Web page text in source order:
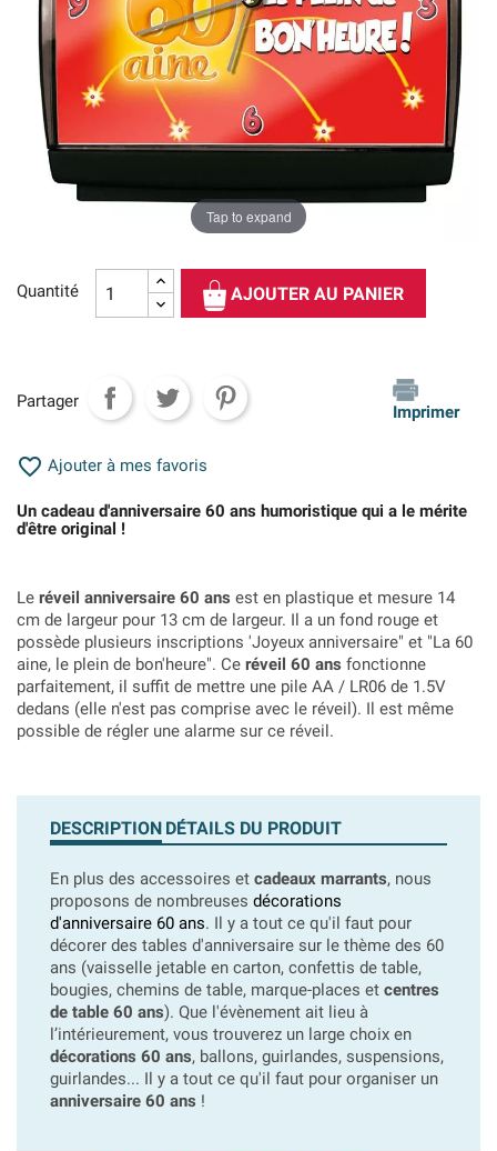
Tap to expand
Quantité AJOUTER AU PANIER
Partager
Imprimer
 Ajouter à mes favoris
Un cadeau d'anniversaire 60 ans humoristique qui a le mérite
d'être original !
Le réveil anniversaire 60 ans est en plastique et mesure 14
cm de largeur pour 13 cm de largeur. Il a un fond rouge et
possède plusieurs inscriptions 'Joyeux anniversaire" et "La 60
aine, le plein de bon'heure". Ce réveil 60 ans fonctionne
parfaitement, il suffit de mettre une pile AA / LR06 de 1.5V
dedans (elle n'est pas comprise avec le réveil). Il est même
possible de régler une alarme sur ce réveil.
DESCRIPTION DÉTAILS DU PRODUIT
En plus des accessoires et cadeaux marrants, nous
proposons de nombreuses décorations
d'anniversaire 60 ans. Il y a tout ce qu'il faut pour
décorer des tables d'anniversaire sur le thème des 60
ans (vaisselle jetable en carton, confettis de table,
bougies, chemins de table, marque-places et centres
de table 60 ans). Que l'évènement ait lieu à
l’intérieurement, vous trouverez un large choix en
décorations 60 ans, ballons, guirlandes, suspensions,
guirlandes... Il y a tout ce qu'il faut pour organiser un
anniversaire 60 ans !